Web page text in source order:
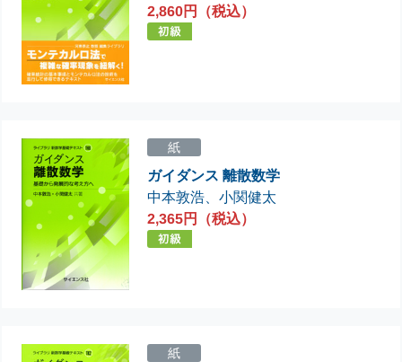
2,860円（税込）
紙
ガイダンス 離散数学
中本敦浩 、小関健太
2,365円（税込）
紙